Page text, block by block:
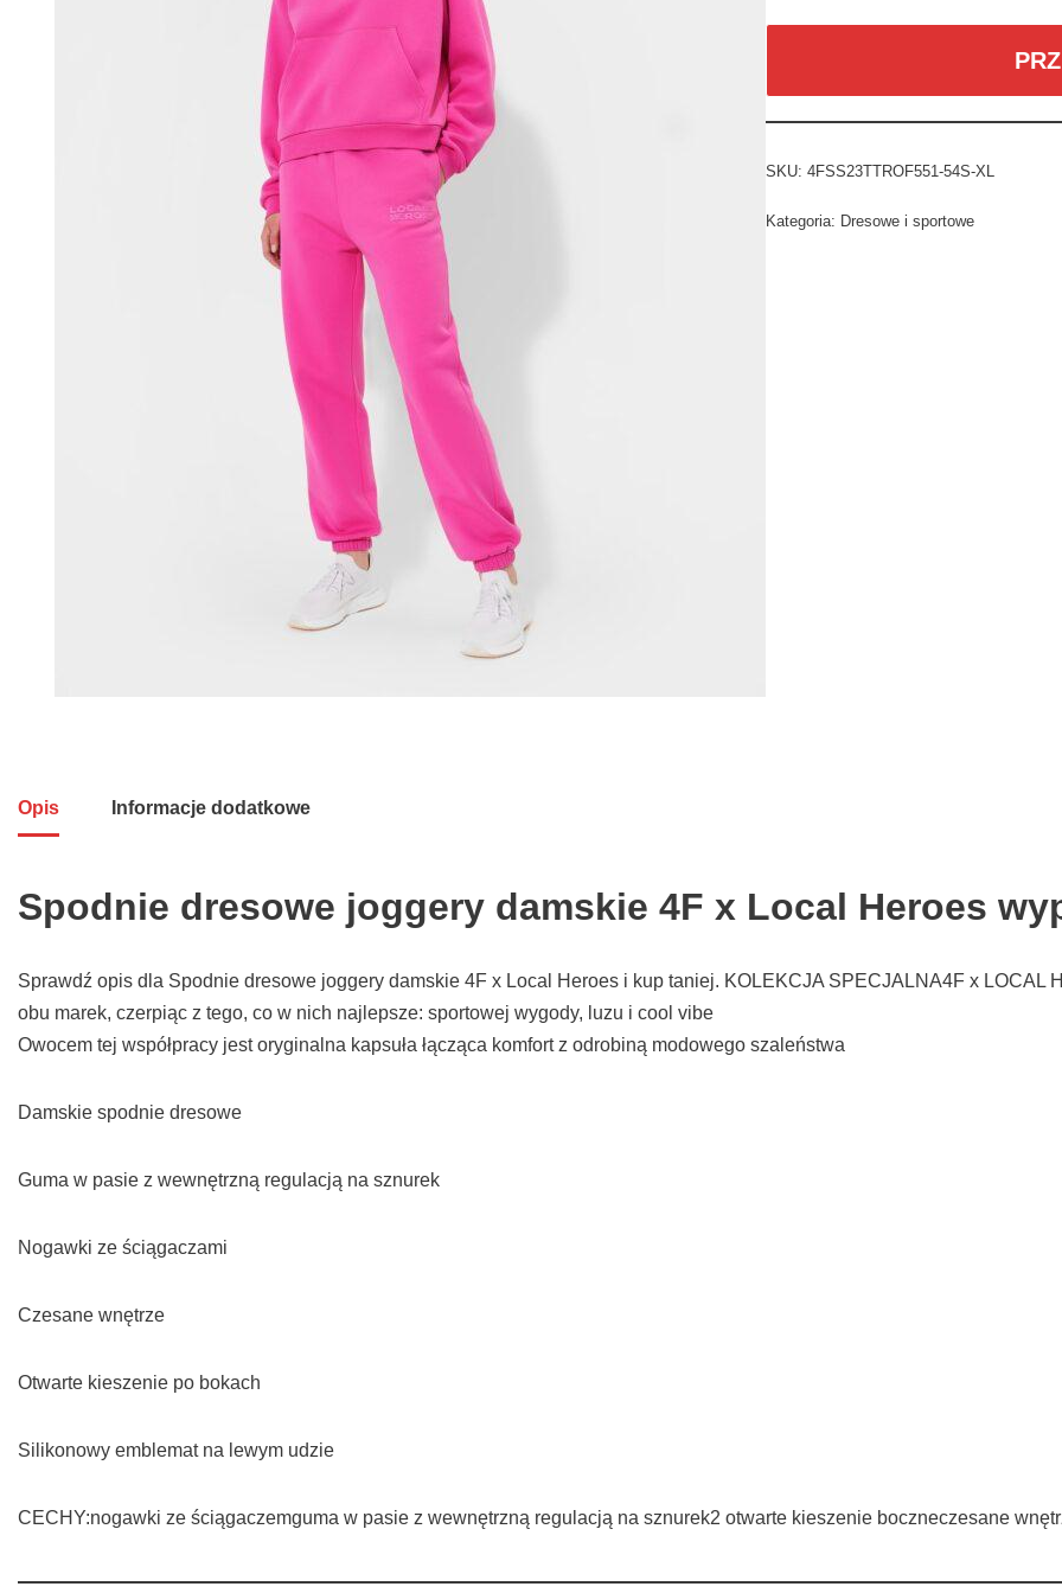
SKU: 4FSS23TTROF551-54S-XL
Kategoria: Dresowe i sportowe
Opis Informacje dodatkowe
Spodnie dresowe joggery damskie 4F x Local Heroes
Sprawdź opis dla Spodnie dresowe joggery damskie 4F x Local Heroes i kup taniej. KOLEKCJA SPECJALNA4F x LOCAL
obu marek, czerpiąc z tego, co w nich najlepsze: sportowej wygody, luzu i cool vibe
Owocem tej współpracy jest oryginalna kapsuła łącząca komfort z odrobiną modowego szaleństwa
Damskie spodnie dresowe
Guma w pasie z wewnętrzną regulacją na sznurek
Nogawki ze ściągaczami
Czesane wnętrze
Otwarte kieszenie po bokach
Silikonowy emblemat na lewym udzie
CECHY:nogawki ze ściągaczemguma w pasie z wewnętrzną regulacją na sznurek2 otwarte kieszenie boczneczesane